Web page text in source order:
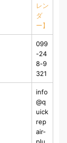
レン
ダ
ー】
099
-24
8-9
321
info
@q
uick
rep
air-